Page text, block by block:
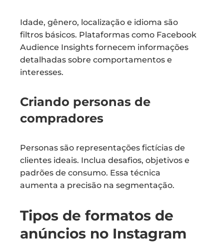
Idade, gênero, localização e idioma são
filtros básicos. Plataformas como Facebook
Audience Insights fornecem informações
detalhadas sobre comportamentos e
interesses.
Criando personas de
compradores
Personas são representações fictícias de
clientes ideais. Inclua desafios, objetivos e
padrões de consumo. Essa técnica
aumenta a precisão na segmentação.
Tipos de formatos de
anúncios no Instagram